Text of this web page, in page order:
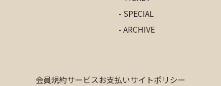
- SPECIAL
- ARCHIVE
会員規約サービスお支払いサイトポリシー